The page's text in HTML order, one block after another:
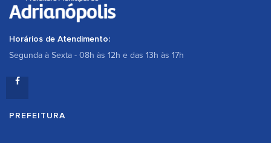
Horários de Atendimento:
Segunda à Sexta - 08h às 12h e das 13h às 17h
PREFEITURA